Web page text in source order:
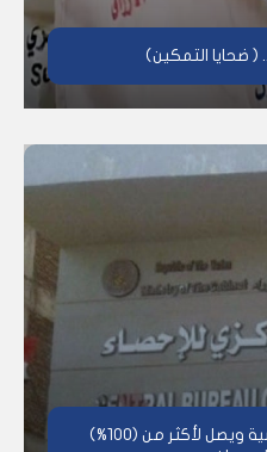
ضحايا التمكين)
التضخم يسجل ارقاماُ قياسية ويصل لأكثر من (100%)